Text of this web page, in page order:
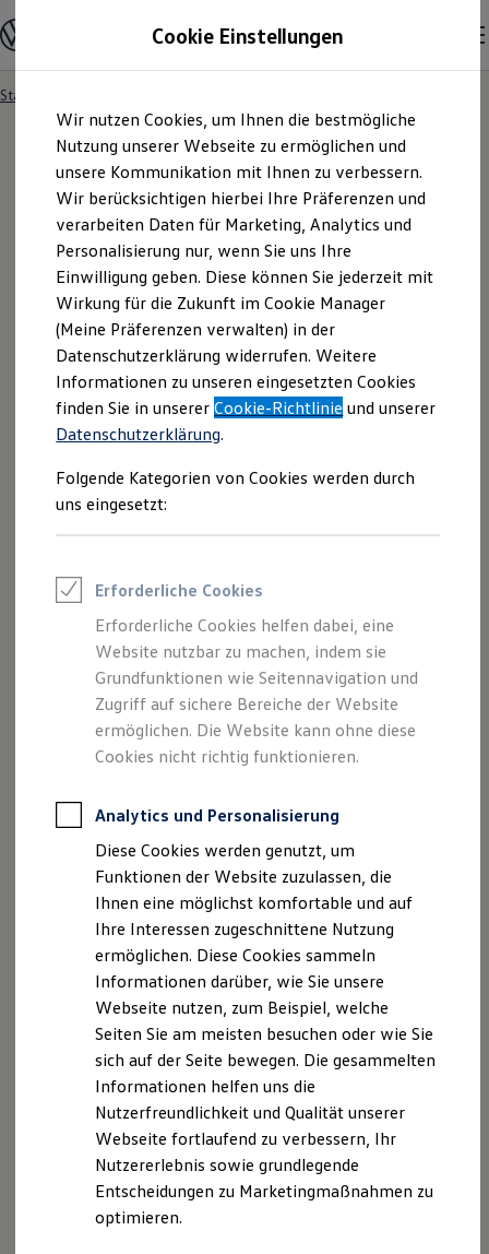
Hauptinhalt
springen
Footer
springen
Modelle & Konfigurator
Nutzfahrzeugkategorien entdecken
Modelle konfigurieren
Vorgängermodelle und Oldtimer
Vorgängermodelle
Oldtimer
Bulli Historie
Branchenlösungen & Gewerbekunden
Umbaulösungen und Hersteller finden
Auf- und Umbauten entdecken & konfigurieren
Groß- und Sonderkunden
Großkunden
Kommunen & Behörden
Journalisten
Sportvereine
Branchenlösungen
Bau & Handwerk
Gewerbliche Personenbeförderung
Service & mobile Werkstätten
Kurier, Logistik & Handel
Kühlfahrzeuge
Feuerwehr
ONE Business ID Vorteile
Fahrzeuge online kaufen
Digitaler Marktplatz
Kauf & Finanzierung
Online-Fahrzeugbewertung
Aktionen & Angebote
E-Auto-Förderung
Für Privatkunden
Für Gewerbekunden
Profi Paket
ProfiPartner für Gebrauchtwagen
Finanzierung
Für Privatkunden
Für Gewerbekunden
Leasing
Für Privatkunden
Für Gewerbekunden
Versicherungen & Garantien
Garantien
Kfz-Versicherung für Nutzfahrzeuge
Restschuldversicherung
Wartungsverträge
Besitzer & Service
Reparatur & Service
Sommer-Special
Reparatur, Pflege & Inspektion
Servicetermin anfragen
Service-Vorteile bei Volkswagen Nutzfahrzeuge
ServicePlus
Economy Service
Räder & Reifen Service
Startseite
19 Modelle
Der neue Caddy
Ab 28.740,00 € exkl. MwSt.
Der ID. Buzz
Ab 52.270,75 € inkl. MwSt.
Ab 43.925,00 € exkl. MwSt.
Platz da. Der neue Multivan
kommt.
Cookie Einstellungen
Wir nutzen Cookies, um Ihnen die bestmögliche
Nutzung unserer Webseite zu ermöglichen und
unsere Kommunikation mit Ihnen zu verbessern.
Wir berücksichtigen hierbei Ihre Präferenzen und
verarbeiten Daten für Marketing, Analytics und
Personalisierung nur, wenn Sie uns Ihre
Einwilligung geben. Diese können Sie jederzeit mit
Wirkung für die Zukunft im Cookie Manager
(Meine Präferenzen verwalten) in der
Datenschutzerklärung widerrufen. Weitere
Informationen zu unseren eingesetzten Cookies
finden Sie in unsererCookie-Richtlinie und unserer
Datenschutzerklärung.
Folgende Kategorien von Cookies werden durch
uns eingesetzt:
Erforderliche Cookies
Erforderliche Cookies helfen dabei, eine
Website nutzbar zu machen, indem sie
Grundfunktionen wie Seitennavigation und
Zugriff auf sichere Bereiche der Website
ermöglichen. Die Website kann ohne diese
Cookies nicht richtig funktionieren.
Analytics und Personalisierung
Diese Cookies werden genutzt, um
Funktionen der Website zuzulassen, die
Ihnen eine möglichst komfortable und auf
Ihre Interessen zugeschnittene Nutzung
ermöglichen. Diese Cookies sammeln
Informationen darüber, wie Sie unsere
Webseite nutzen, zum Beispiel, welche
Seiten Sie am meisten besuchen oder wie Sie
sich auf der Seite bewegen. Die gesammelten
Informationen helfen uns die
Nutzerfreundlichkeit und Qualität unserer
Webseite fortlaufend zu verbessern, Ihr
Nutzererlebnis sowie grundlegende
Entscheidungen zu Marketingmaßnahmen zu
optimieren.